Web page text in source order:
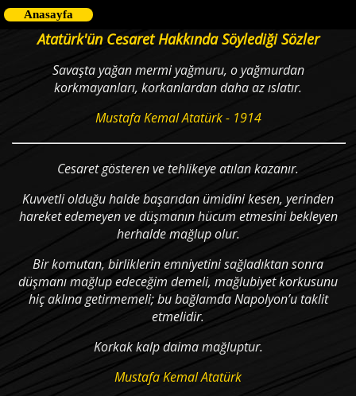
Anasayfa
Atatürk'ün Cesaret Hakkında Söylediği Sözler
Savaşta yağan mermi yağmuru, o yağmurdan
korkmayanları, korkanlardan daha az ıslatır.
Mustafa Kemal Atatürk - 1914
Cesaret gösteren ve tehlikeye atılan kazanır.
Kuvvetli olduğu halde başarıdan ümidini kesen, yerinden
hareket edemeyen ve düşmanın hücum etmesini bekleyen
herhalde mağlup olur.
Bir komutan, birliklerin emniyetini sağladıktan sonra
düşmanı mağlup edeceğim demeli, mağlubiyet korkusunu
hiç aklına getirmemeli; bu bağlamda Napolyon’u taklit
etmelidir.
Korkak kalp daima mağluptur.
Mustafa Kemal Atatürk